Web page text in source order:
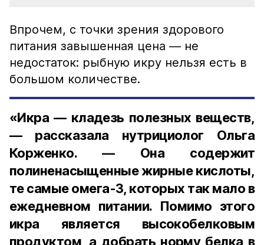
Впрочем, с точки зрения здорового
питания завышенная цена — не
недостаток: рыбную икру нельзя есть в
большом количестве.
«Икра — кладезь полезных веществ,
— рассказала нутрициолог Ольга
Корженко. — Она содержит
полиненасыщенные жирные кислоты,
те самые омега-3, которых так мало в
ежедневном питании. Помимо этого
икра является высокобелковым
продуктом, а добрать норму белка в